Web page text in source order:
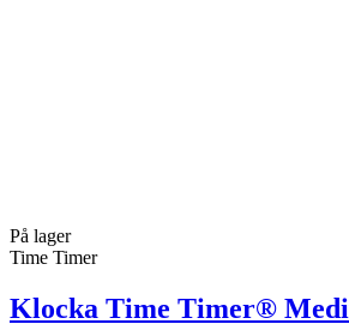
På lager
Time Timer
Klocka Time Timer®